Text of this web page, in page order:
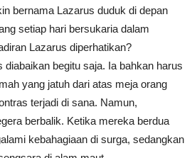
bernama Lazarus duduk di depan
setiap hari bersukaria dalam
Lazarus diperhatikan?
begitu saja. Ia bahkan harus
yang jatuh dari atas meja orang
terjadi di sana. Namun,
berbalik. Ketika mereka berdua
kebahagiaan di surga, sedangkan